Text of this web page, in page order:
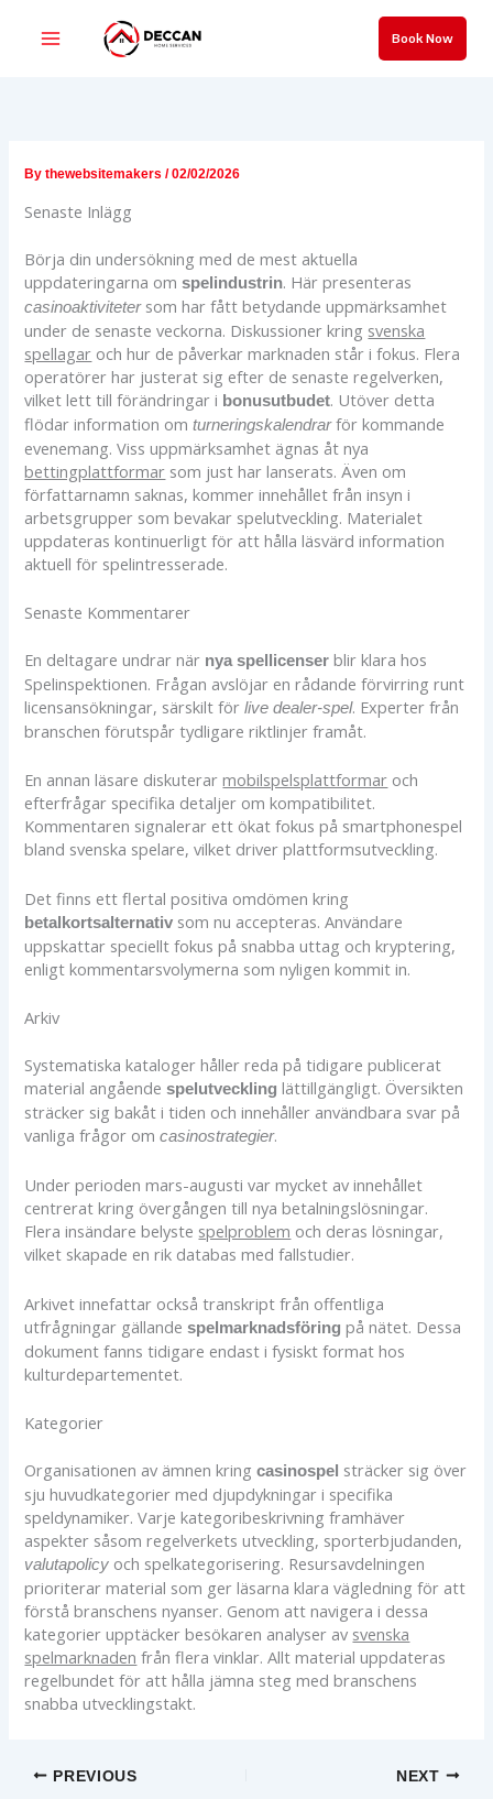
Book Now
Bythewebsitemakers/02/02/2026
Senaste Inlägg
Börja din undersökning med de mest aktuella
uppdateringarna omspelindustrin. Här presenteras
casinoaktivitetersom har fått betydande uppmärksamhet
under de senaste veckorna. Diskussioner kring svenska
spellagar och hur de påverkar marknaden står i fokus. Flera
operatörer har justerat sig efter de senaste regelverken,
vilket lett till förändringar i bonusutbudet. Utöver detta
flödar information omturneringskalendrarför kommande
evenemang. Viss uppmärksamhet ägnas åt nya
bettingplattformar som just har lanserats. Även om
författarnamn saknas, kommer innehållet från insyn i
arbetsgrupper som bevakar spelutveckling. Materialet
uppdateras kontinuerligt för att hålla läsvärd information
aktuell för spelintresserade.
Senaste Kommentarer
En deltagare undrar när nya spellicenser blir klara hos
Spelinspektionen. Frågan avslöjar en rådande förvirring runt
licensansökningar, särskilt förlive dealer-spel. Experter från
branschen förutspår tydligare riktlinjer framåt.
En annan läsare diskuterarmobilspelsplattformar och
efterfrågar specifika detaljer om kompatibilitet.
Kommentaren signalerar ett ökat fokus på smartphonespel
bland svenska spelare, vilket driver plattformsutveckling.
Det finns ett flertal positiva omdömen kring
betalkortsalternativ som nu accepteras. Användare
uppskattar speciellt fokus på snabba uttag och kryptering,
enligt kommentarsvolymerna som nyligen kommit in.
Arkiv
Systematiska kataloger håller reda på tidigare publicerat
material angåendespelutveckling lättillgängligt. Översikten
sträcker sig bakåt i tiden och innehåller användbara svar på
vanliga frågor omcasinostrategier.
Under perioden mars-augusti var mycket av innehållet
centrerat kring övergången till nya betalningslösningar.
Flera insändare belyste spelproblem och deras lösningar,
vilket skapade en rik databas med fallstudier.
Arkivet innefattar också transkript från offentliga
utfrågningar gällandespelmarknadsföring på nätet. Dessa
dokument fanns tidigare endast i fysiskt format hos
kulturdepartementet.
Kategorier
Organisationen av ämnen kringcasinospel sträcker sig över
sju huvudkategorier med djupdykningar i specifika
speldynamiker. Varje kategoribeskrivning framhäver
aspekter såsom regelverkets utveckling, sporterbjudanden,
valutapolicy och spelkategorisering. Resursavdelningen
prioriterar material som ger läsarna klara vägledning för att
förstå branschens nyanser. Genom att navigera i dessa
kategorier upptäcker besökaren analyser av svenska
spelmarknaden från flera vinklar. Allt material uppdateras
regelbundet för att hålla jämna steg med branschens
snabba utvecklingstakt.
PREVIOUS NEXT